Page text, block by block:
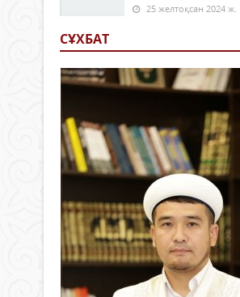
25 желтоқсан 2024 ж.
СҰХБАТ